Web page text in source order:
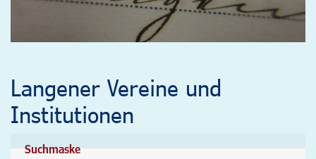
Langener Vereine und
Institutionen
Suchmaske